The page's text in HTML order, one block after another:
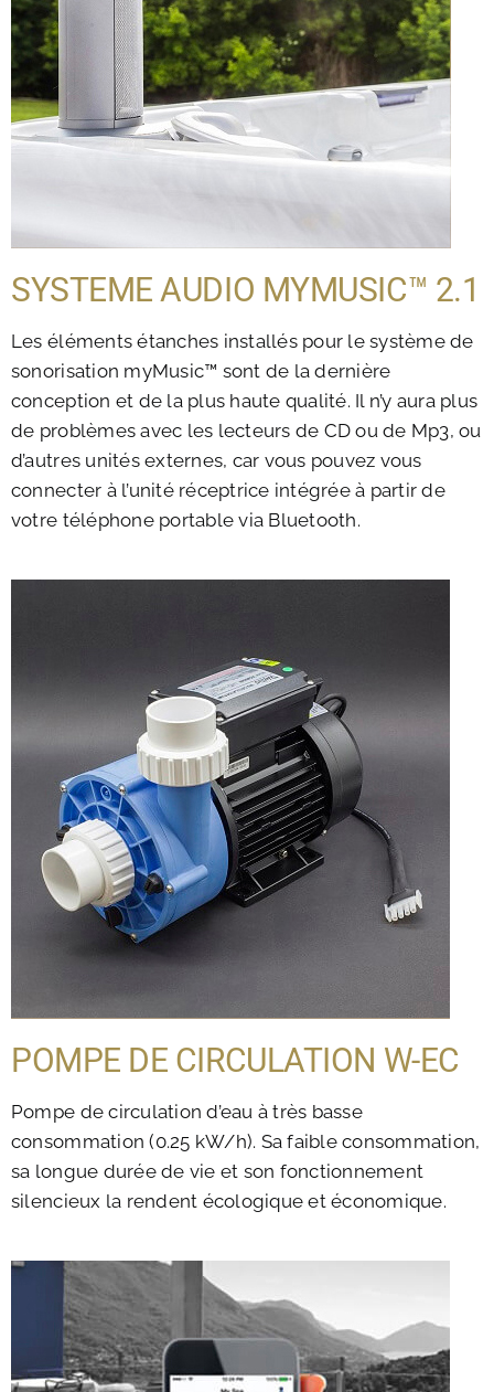
SYSTEME AUDIO MYMUSIC™ 2.1
Les éléments étanches installés pour le système de
sonorisation myMusic™ sont de la dernière
conception et de la plus haute qualité. Il n’y aura plus
de problèmes avec les lecteurs de CD ou de Mp3, ou
d’autres unités externes, car vous pouvez vous
connecter à l’unité réceptrice intégrée à partir de
votre téléphone portable via Bluetooth.
POMPE DE CIRCULATION W-EC
Pompe de circulation d’eau à très basse
consommation (0.25 kW/h). Sa faible consommation,
sa longue durée de vie et son fonctionnement
silencieux la rendent écologique et économique.